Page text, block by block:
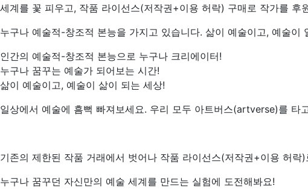
세계를 꽃 피우고, 작품 라이선스(저작권+이용 허락) 구매로 작가를 후
누구나 예술적-창조적 본능을 가지고 있습니다. 삶이 예술이고, 예술
인간의 예술적-창조적 본능으로 누구나 크리에이터!
누구나 꿈꾸는 예술가 되어보는 시간!
삶이 예술이고, 예술이 삶이 되는 세상!
일상에서 예술에 흠뻑 빠져보세요. 우리 모두 아트버스(artverse)를
기존의 제한된 작품 거래에서 벗어나 작품 라이선스(저작권+이용 허락)
누구나 꿈꾸던 자신만의 예술 세계를 만드는 실험에 도전해봐요!